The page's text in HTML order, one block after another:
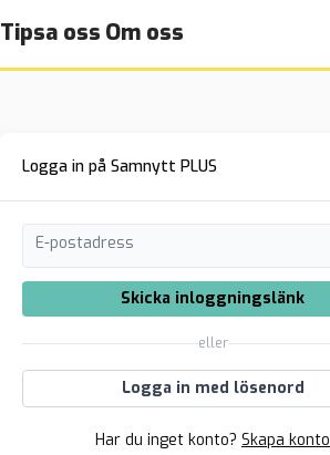
Tipsa oss Om oss
Logga in på Samnytt PLUS
E-postadress
Skicka inloggningslänk
eller
Logga in med lösenord
Har du inget konto? Skapa konto